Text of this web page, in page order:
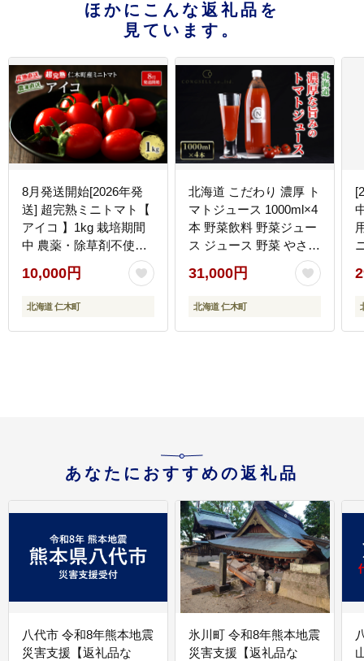
ほかにこんな返礼品を
見ています。
8月発送開始[2026年発
送] 超完熟ミニトマト【
アイコ 】1kg 栽培期間
中 農薬・除草剤不使用
サイズ混載 トマト ミニ
トマト 野菜 北海道 仁木
町 [アイコファーム]
10,000円
北海道 仁木町
北海道 こだわり 濃厚 ト
マトジュース 1000ml×4
本 野菜飲料 野菜ジュー
ス ジュース 野菜 やさい
トマト 食塩不使用 [株式
会社コンセル]
31,000円
北海道 仁木町
あなたにおすすめの返礼品
八代市 令和8年熊本地震
災害支援【返礼品な
氷川町 令和8年熊本地震
災害支援【返礼品な